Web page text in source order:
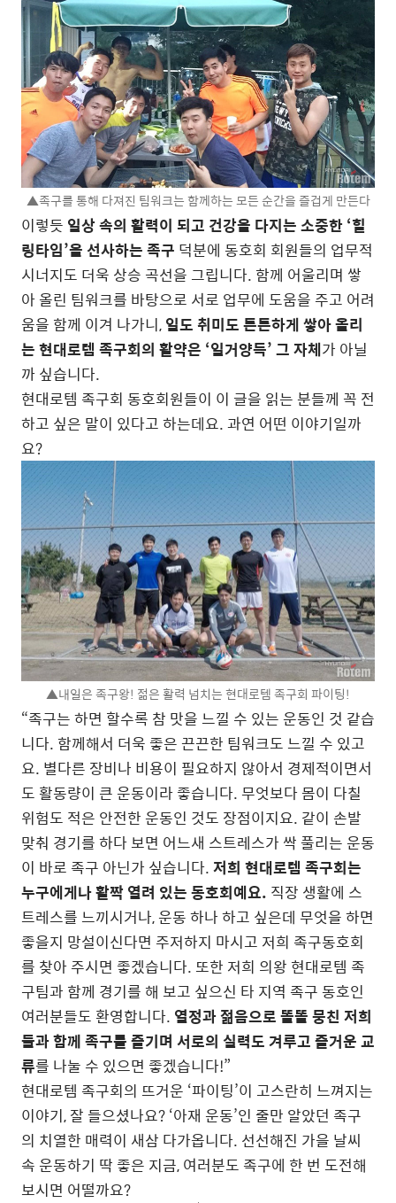
▲족구를 통해 다져진 팀워크는 함께하는 모든 순간을 즐겁게 만든다
이렇듯 일상 속의 활력이 되고 건강을 다지는 소중한 ‘힐
링타임’을 선사하는 족구 덕분에 동호회 회원들의 업무적
시너지도 더욱 상승 곡선을 그립니다. 함께 어울리며 쌓
아 올린 팀워크를 바탕으로 서로 업무에 도움을 주고 어려
움을 함께 이겨 나가니,일도 취미도 튼튼하게 쌓아 올리
는 현대로템 족구회의 활약은 ‘일거양득’ 그 자체가 아닐
까 싶습니다.
현대로템 족구회 동호회원들이 이 글을 읽는 분들께 꼭 전
하고 싶은 말이 있다고 하는데요. 과연 어떤 이야기일까
요?
▲내일은 족구왕! 젊은 활력 넘치는 현대로템 족구회 파이팅!
“족구는 하면 할수록 참 맛을 느낄 수 있는 운동인 것 같습
니다. 함께해서 더욱 좋은 끈끈한 팀워크도 느낄 수 있고
요. 별다른 장비나 비용이 필요하지 않아서 경제적이면서
도 활동량이 큰 운동이라 좋습니다. 무엇보다 몸이 다칠
위험도 적은 안전한 운동인 것도 장점이지요. 같이 손발
맞춰 경기를 하다 보면 어느새 스트레스가 싹 풀리는 운동
이 바로 족구 아닌가 싶습니다.저희 현대로템 족구회는
누구에게나 활짝 열려 있는 동호회예요. 직장 생활에 스
트레스를 느끼시거나, 운동 하나 하고 싶은데 무엇을 하면
좋을지 망설이신다면 주저하지 마시고 저희 족구동호회
를 찾아 주시면 좋겠습니다. 또한 저희 의왕 현대로템 족
구팀과 함께 경기를 해 보고 싶으신 타 지역 족구 동호인
여러분들도 환영합니다. 열정과 젊음으로 똘똘 뭉친 저희
들과 함께 족구를 즐기며 서로의 실력도 겨루고 즐거운 교
류를 나눌 수 있으면 좋겠습니다!”
현대로템 족구회의 뜨거운 ‘파이팅’이 고스란히 느껴지는
이야기, 잘 들으셨나요? ‘아재 운동’인 줄만 알았던 족구
의 치열한 매력이 새삼 다가옵니다. 선선해진 가을 날씨
속 운동하기 딱 좋은 지금, 여러분도 족구에 한 번 도전해
보시면 어떨까요?